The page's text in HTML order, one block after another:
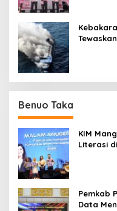
Benuo Taka
KIM
Literasi
Pemkab
Data